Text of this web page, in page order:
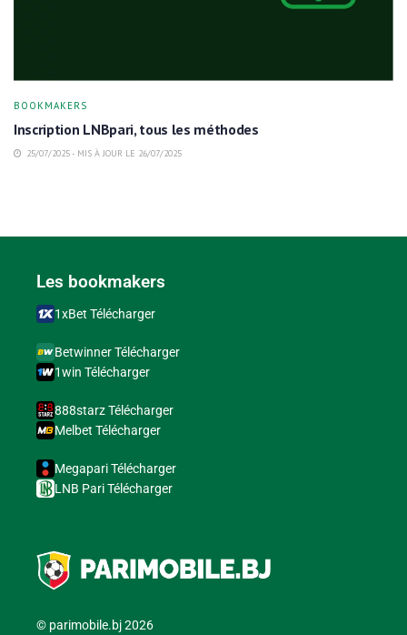
BOOKMAKERS
Inscription LNBpari, tous les méthodes
25/07/2025 - MIS À JOUR LE 26/07/2025
Les bookmakers
1xBet Télécharger
Betwinner Télécharger
1win Télécharger
888starz Télécharger
Melbet Télécharger
Megapari Télécharger
LNB Pari Télécharger
© parimobile.bj 2026